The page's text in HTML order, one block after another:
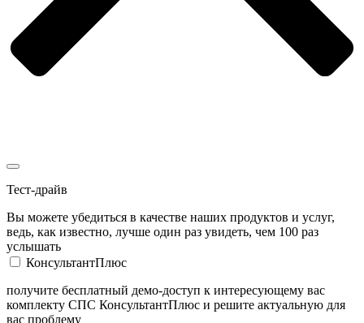
Тест-драйв
Вы можете убедиться в качестве наших продуктов и услуг,
ведь, как известно, лучше один раз увидеть, чем 100 раз
услышать
КонсультантПлюс
получите бесплатный демо-доступ к интересующему вас
комплекту СПС КонсультантПлюс и решите актуальную для
вас проблему